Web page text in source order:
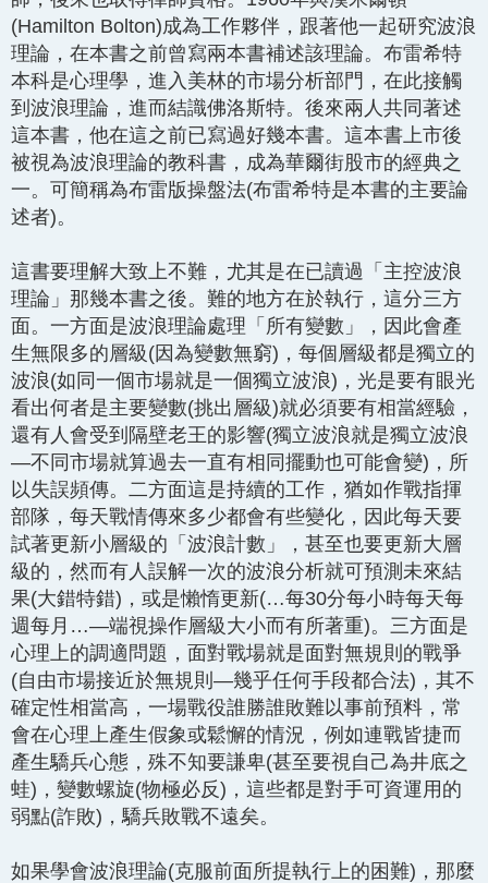
(Hamilton Bolton)成為工作夥伴，跟著他一起研究波浪
理論，在本書之前曾寫兩本書補述該理論。布雷希特
本科是心理學，進入美林的市場分析部門，在此接觸
到波浪理論，進而結識佛洛斯特。後來兩人共同著述
這本書，他在這之前已寫過好幾本書。這本書上市後
被視為波浪理論的教科書，成為華爾街股市的經典之
一。可簡稱為布雷版操盤法(布雷希特是本書的主要論
述者)。
這書要理解大致上不難，尤其是在已讀過「主控波浪
理論」那幾本書之後。難的地方在於執行，這分三方
面。一方面是波浪理論處理「所有變數」，因此會產
生無限多的層級(因為變數無窮)，每個層級都是獨立的
波浪(如同一個市場就是一個獨立波浪)，光是要有眼光
看出何者是主要變數(挑出層級)就必須要有相當經驗，
還有人會受到隔壁老王的影響(獨立波浪就是獨立波浪
—不同市場就算過去一直有相同擺動也可能會變)，所
以失誤頻傳。二方面這是持續的工作，猶如作戰指揮
部隊，每天戰情傳來多少都會有些變化，因此每天要
試著更新小層級的「波浪計數」，甚至也要更新大層
級的，然而有人誤解一次的波浪分析就可預測未來結
果(大錯特錯)，或是懶惰更新(…每30分每小時每天每
週每月…—端視操作層級大小而有所著重)。三方面是
心理上的調適問題，面對戰場就是面對無規則的戰爭
(自由市場接近於無規則—幾乎任何手段都合法)，其不
確定性相當高，一場戰役誰勝誰敗難以事前預料，常
會在心理上產生假象或鬆懈的情況，例如連戰皆捷而
產生驕兵心態，殊不知要謙卑(甚至要視自己為井底之
蛙)，變數螺旋(物極必反)，這些都是對手可資運用的
弱點(詐敗)，驕兵敗戰不遠矣。
如果學會波浪理論(克服前面所提執行上的困難)，那麼